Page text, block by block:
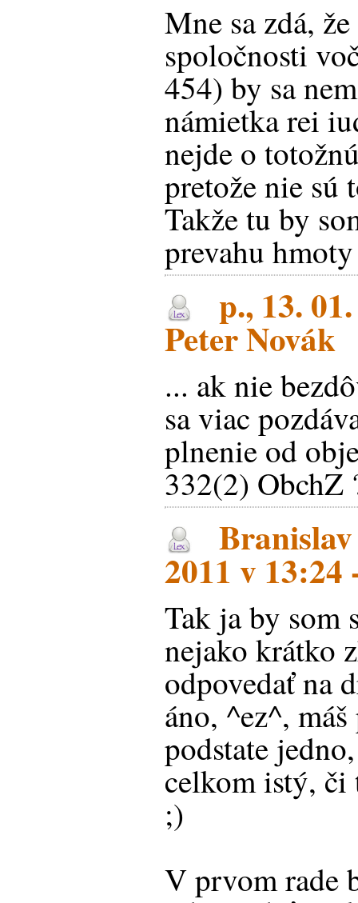
Mne sa zdá,
spoločnosti
454) by sa
námietka rei
nejde o
pretože nie sú
Takže tu by
prevahu
p., 13.
Peter Novák
... ak nie
sa viac
plnenie od
332(2) ObchZ
2011 v
Tak ja by som
nejako krátko
odpovedať na
áno, ^ez^,
podstate
celkom istý, či
;)
V prvom rade